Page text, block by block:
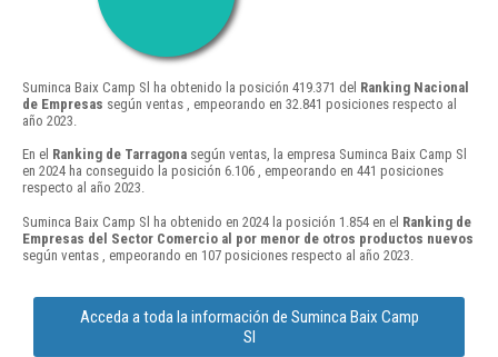
Suminca Baix Camp Sl ha obtenido la posición 419.371 del Ranking Nacional
de Empresas según ventas , empeorando en 32.841 posiciones respecto al
año 2023.
En el Ranking de Tarragona según ventas, la empresa Suminca Baix Camp Sl
en 2024 ha conseguido la posición 6.106 , empeorando en 441 posiciones
respecto al año 2023.
Suminca Baix Camp Sl ha obtenido en 2024 la posición 1.854 en el Ranking de
Empresas del Sector Comercio al por menor de otros productos nuevos
según ventas , empeorando en 107 posiciones respecto al año 2023.
Acceda a toda la información de Suminca Baix Camp
Sl